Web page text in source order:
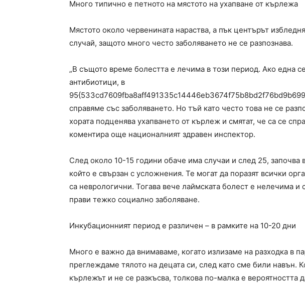
Много типично е петното на мястото на ухапване от кърлежа
Мястото около червенината нараства, а пък центърът
случай, защото много често заболяването не се разпознава.
„В същото време болестта е лечима в този период. Ако една
антибиотици, в
справяме със заболяването. Но тъй като често това не се
хората подценява ухапването от кърлеж и смятат, че са се
коментира още националният здравен инспектор.
След около 10-15 години обаче има случаи и след 25, започва
който е свързан с усложнения. Те могат да поразят всички
са неврологични. Тогава вече лаймската болест е нелечима и
прави тежко социално заболяване.
Инкубационният период е различен – в рамките на 10-20 дни
Много е важно да внимаваме, когато излизаме на разходка в
преглеждаме тялото на децата си, след като сме били навън.
кърлежът и не се разкъсва, толкова по-малка е вероятността